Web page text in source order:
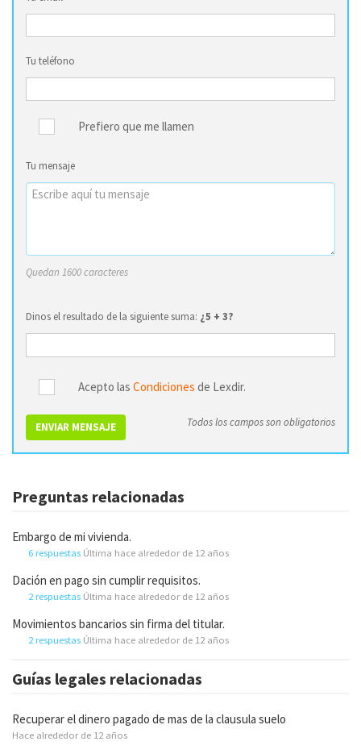
Tu teléfono
Prefiero que me llamen
Tu mensaje
Quedan 1600 caracteres
Dinos el resultado de la siguiente suma: ¿5 + 3?
Acepto las Condiciones de Lexdir.
ENVIAR MENSAJE Todos los campos son obligatorios
Preguntas relacionadas
Embargo de mi vivienda.
6 respuestas Última hace alrededor de 12 años
Dación en pago sin cumplir requisitos.
2 respuestas Última hace alrededor de 12 años
Movimientos bancarios sin firma del titular.
2 respuestas Última hace alrededor de 12 años
Guías legales relacionadas
Recuperar el dinero pagado de mas de la clausula suelo
Hace alrededor de 12 años